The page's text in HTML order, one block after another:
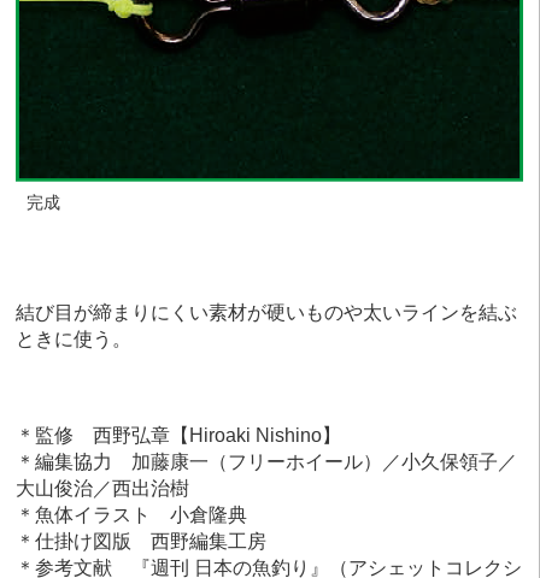
完成
結び目が締まりにくい素材が硬いものや太いラインを結ぶ
ときに使う。
＊監修 西野弘章【Hiroaki Nishino】
＊編集協力 加藤康一（フリーホイール）／小久保領子／
大山俊治／西出治樹
＊魚体イラスト 小倉隆典
＊仕掛け図版 西野編集工房
＊参考文献 『週刊 日本の魚釣り』（アシェットコレクシ